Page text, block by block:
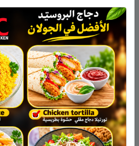
الجولاني هادي أبو رافع ينجح في
فريقاً إلى أعلى نقطة في أوروبا
أحدث
نبيه عويداتعلى
تخريج 14
جمعية نحالي الحرمون
عزاتعلى
تخريج 14 نحالاً
جمعية نحالي الحرمون
عقاب ابو شاهينعلىالجولاني
تسلق قمة مون بلان ويقود فريقاً
الغربية